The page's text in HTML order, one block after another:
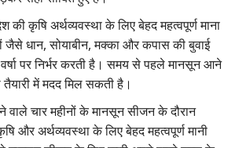
की कृषि अर्थव्यवस्था के लिए बेहद महत्वपूर्ण माना
धान, सोयाबीन, मक्का और कपास की बुवाई
पर निर्भर करती है। समय से पहले मानसून आने
में मदद मिल सकती है।
चार महीनों के मानसून सीजन के दौरान
और अर्थव्यवस्था के लिए बेहद महत्वपूर्ण मानी